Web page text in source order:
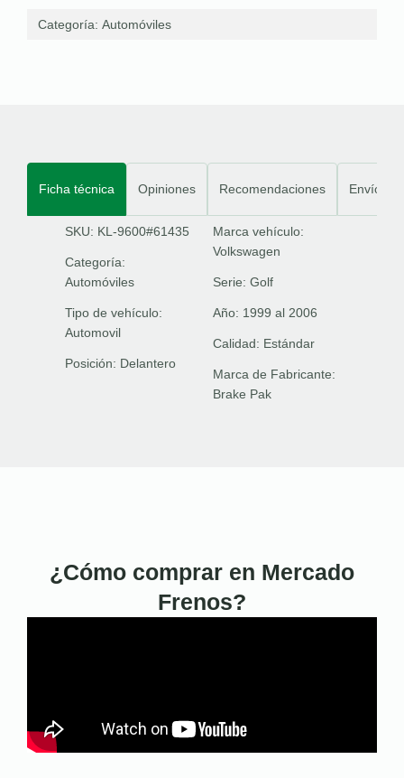
Categoría: Automóviles
Ficha técnica Opiniones Recomendaciones Envíos
SKU: KL-9600#61435
Categoría:
Automóviles
Tipo de vehículo:
Automovil
Posición: Delantero
Marca vehículo:
Volkswagen
Serie: Golf
Año: 1999 al 2006
Calidad: Estándar
Marca de Fabricante:
Brake Pak
¿Cómo comprar en Mercado
Frenos?